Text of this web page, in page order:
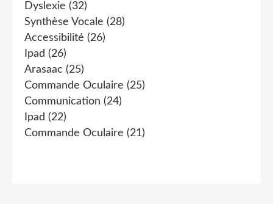
Dyslexie (32)
Synthèse Vocale (28)
Accessibilité (26)
Ipad (26)
Arasaac (25)
Commande Oculaire (25)
Communication (24)
Ipad (22)
Commande Oculaire (21)